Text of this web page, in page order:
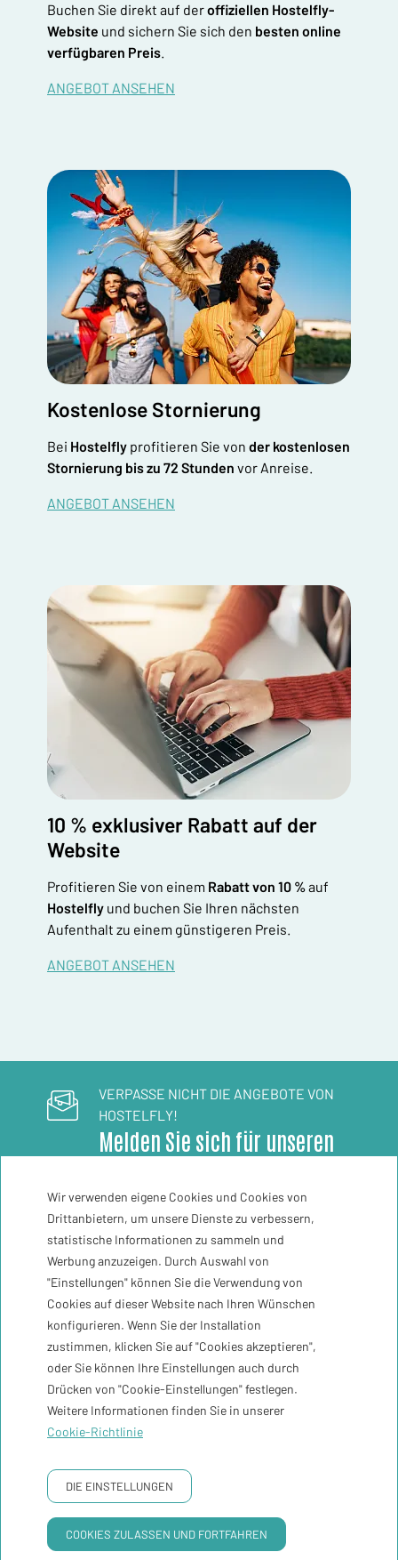
Buchen Sie direkt auf deroffiziellen Hostelfly-
Website und sichern Sie sich den besten online
verfügbaren Preis.
ANGEBOT ANSEHEN
Kostenlose Stornierung
Bei Hostelfly profitieren Sie von der kostenlosen
Stornierung bis zu 72 Stunden vor Anreise.
ANGEBOT ANSEHEN
10 % exklusiver Rabatt auf der
Website
Profitieren Sie von einem Rabatt von 10 %auf
Hostelfly und buchen Sie Ihren nächsten
Aufenthalt zu einem günstigeren Preis.
ANGEBOT ANSEHEN
VERPASSE NICHT DIE ANGEBOTE VON
HOSTELFLY!
Melden Sie sich für unseren
Registriere mich
30ºC
Kontakt
Newsletter
Buchungsbedingungen
GNA Hotel Solutions
DATENSCHUTZRICHTLINIE COOKIE RICHTLINIE
Wir verwenden eigene Cookies und Cookies von
Drittanbietern, um unsere Dienste zu verbessern,
statistische Informationen zu sammeln und
Werbung anzuzeigen. Durch Auswahl von
"Einstellungen" können Sie die Verwendung von
Cookies auf dieser Website nach Ihren Wünschen
konfigurieren. Wenn Sie der Installation
zustimmen, klicken Sie auf "Cookies akzeptieren",
oder Sie können Ihre Einstellungen auch durch
Drücken von "Cookie-Einstellungen" festlegen.
Weitere Informationen finden Sie in unserer
Cookie-Richtlinie
DIE EINSTELLUNGEN
COOKIES ZULASSEN UND FORTFAHREN